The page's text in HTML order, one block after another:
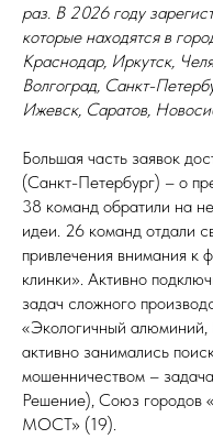
раз. В 2026 году
которые находятся в
Краснодар, Иркутск,
Волгоград, Санкт-
Ижевск, Саратов,
Большая часть заявок
(Санкт-Петербург) – о
38 команд обратили на
идеи. 26 команд отдали
привлечения внимания к
клинки». Активно
задач сложного
«Экологичный
активно занимались
мошенничеством –
Решение), Союз городов
МОСТ» (19).